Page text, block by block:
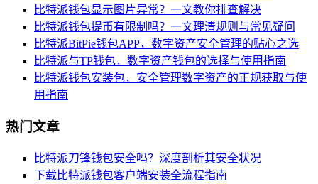
比特派钱包显示图片异常？一文教你排查解决
比特派钱包提币有限制吗？一文理清规则与常见疑问
比特派BitPie钱包APP，数字资产安全管理的贴心之选
比特派与TP钱包，数字资产钱包的选择与使用指南
比特派钱包安装包，安全管理数字资产的正规获取与使
用指南
热门文章
比特派刀锋钱包安全吗？深度剖析其安全状况
下载比特派钱包客户端安装全流程指南